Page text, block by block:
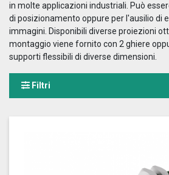
in molte applicazioni industriali. Può
di posizionamento oppure per l'ausilio di
immagini. Disponibili diverse proiezioni
montaggio viene fornito con 2 ghiere
supporti flessibili di diverse dimensioni.
Filtri